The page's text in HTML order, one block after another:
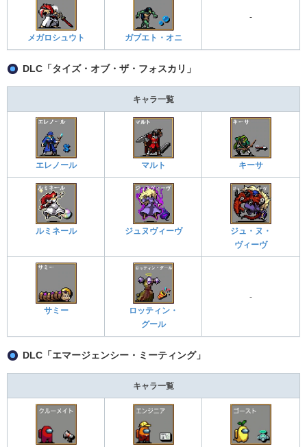
メガロシュウト ガブエト・オニ
-
DLC「タイズ・オブ・ザ・フォスカリ」
キャラ一覧
エレノール マルト キーサ
ルミネール ジュヌヴィーヴ
ジュ・ヌ・
ヴィーヴ
サミー
ロッティン・
グール
-
DLC「エマージェンシー・ミーティング」
キャラ一覧